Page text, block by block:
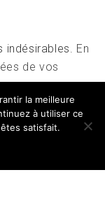
indésirables. En
de vos
la meilleure
à utiliser ce
satisfait.